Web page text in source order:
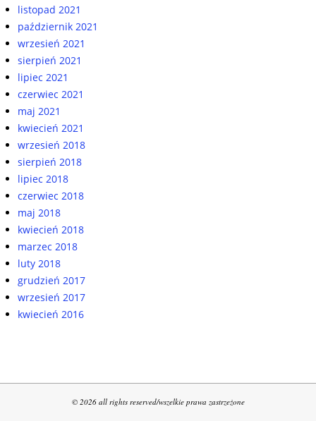
listopad 2021
październik 2021
wrzesień 2021
sierpień 2021
lipiec 2021
czerwiec 2021
maj 2021
kwiecień 2021
wrzesień 2018
sierpień 2018
lipiec 2018
czerwiec 2018
maj 2018
kwiecień 2018
marzec 2018
luty 2018
grudzień 2017
wrzesień 2017
kwiecień 2016
© 2026 all rights reserved/wszelkie prawa zastrzeżone